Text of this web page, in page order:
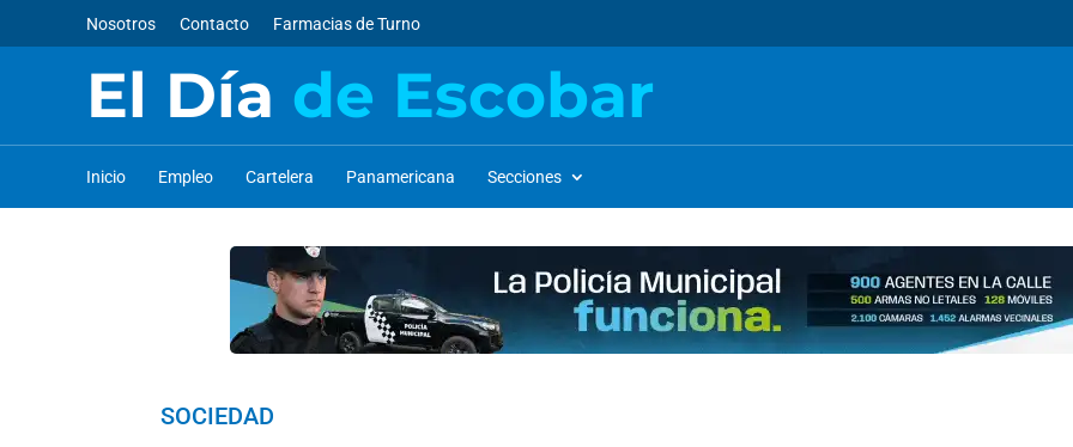
Nosotros Contacto Farmacias de Turno
El Día de Escobar
Inicio Empleo Cartelera Panamericana Secciones
SOCIEDAD